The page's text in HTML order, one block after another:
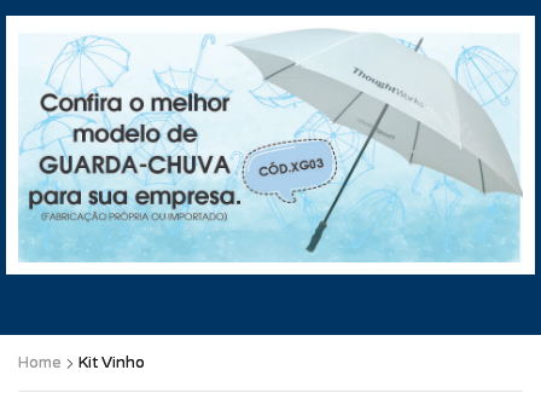
Home Kit Vinho